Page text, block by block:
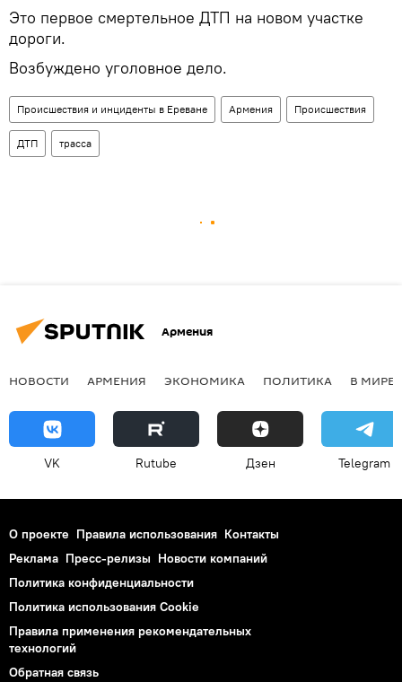
Это первое смертельное ДТП на новом участке
дороги.
Возбуждено уголовное дело.
Происшествия и инциденты в Ереване Армения Происшествия
ДТП трасса
Армения
НОВОСТИ АРМЕНИЯ ЭКОНОМИКА ПОЛИТИКА В МИРЕ
VK Rutube Дзен Telegram
О проекте Правила использования Контакты
Реклама Пресс-релизы Новости компаний
Политика конфиденциальности
Политика использования Cookie
Правила применения рекомендательных
технологий
Обратная связь